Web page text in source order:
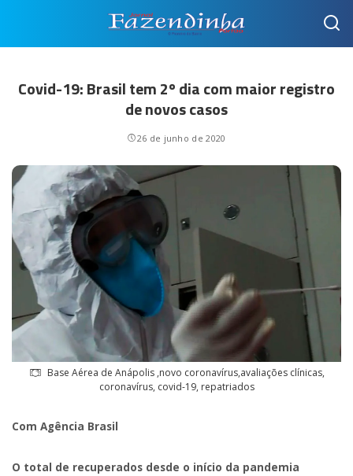
Covid-19: Brasil tem 2º dia com maior registro
de novos casos
26 de junho de 2020
Base Aérea de Anápolis ,novo coronavírus,avaliações clínicas,
coronavírus, covid-19, repatriados
Com Agência Brasil
O total de recuperados desde o início da pandemia